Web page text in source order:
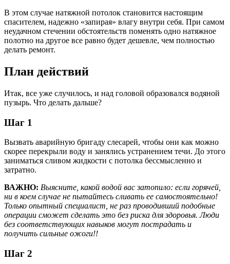
В этом случае натяжной потолок становится настоящим
спасителем, надежно «запирая» влагу внутри себя. При самом
неудачном стечении обстоятельств поменять одно натяжное
полотно на другое все равно будет дешевле, чем полностью
делать ремонт.
План действий
Итак, все уже случилось, и над головой образовался водяной
пузырь. Что делать дальше?
Шаг 1
Вызвать аварийную бригаду слесарей, чтобы они как можно
скорее перекрыли воду и занялись устранением течи. До этого
заниматься сливом жидкости с потолка бессмысленно и
затратно.
ВАЖНО: Выясните, какой водой вас затопило: если горячей,
ни в коем случае не пытайтесь сливать ее самостоятельно!
Только опытный специалист, не раз проводивший подобные
операции сможет сделать это без риска для здоровья. Люди
без соответствующих навыков могут пострадать и
получить сильные ожоги!!
Шаг 2